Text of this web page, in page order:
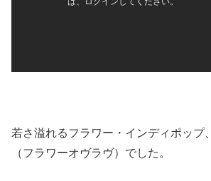
若さ溢れるフラワー・インディポップ、
（フラワーオヴラヴ）でした。